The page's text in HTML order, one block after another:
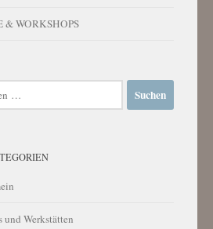
& WORKSHOPS
und Werkstätten